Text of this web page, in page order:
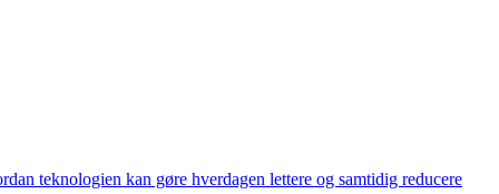
teknologien kan gøre hverdagen lettere og samtidig reducere